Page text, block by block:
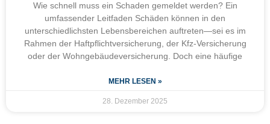
Wie schnell muss ein Schaden gemeldet werden? Ein
umfassender Leitfaden Schäden können in den
unterschiedlichsten Lebensbereichen auftreten—sei es im
Rahmen der Haftpflichtversicherung, der Kfz-Versicherung
oder der Wohngebäudeversicherung. Doch eine häufige
MEHR LESEN »
28. Dezember 2025